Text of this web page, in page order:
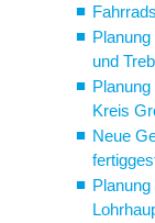
und
Kreis
Neue